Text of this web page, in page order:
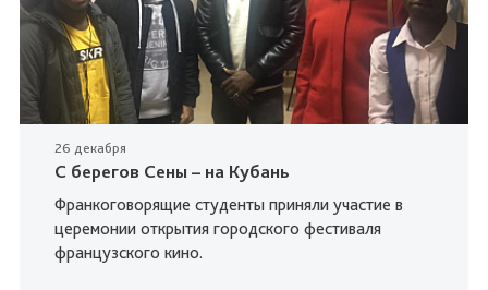
26 декабря
С берегов Сены – на Кубань
Франкоговорящие студенты приняли участие в
церемонии открытия городского фестиваля
французского кино.